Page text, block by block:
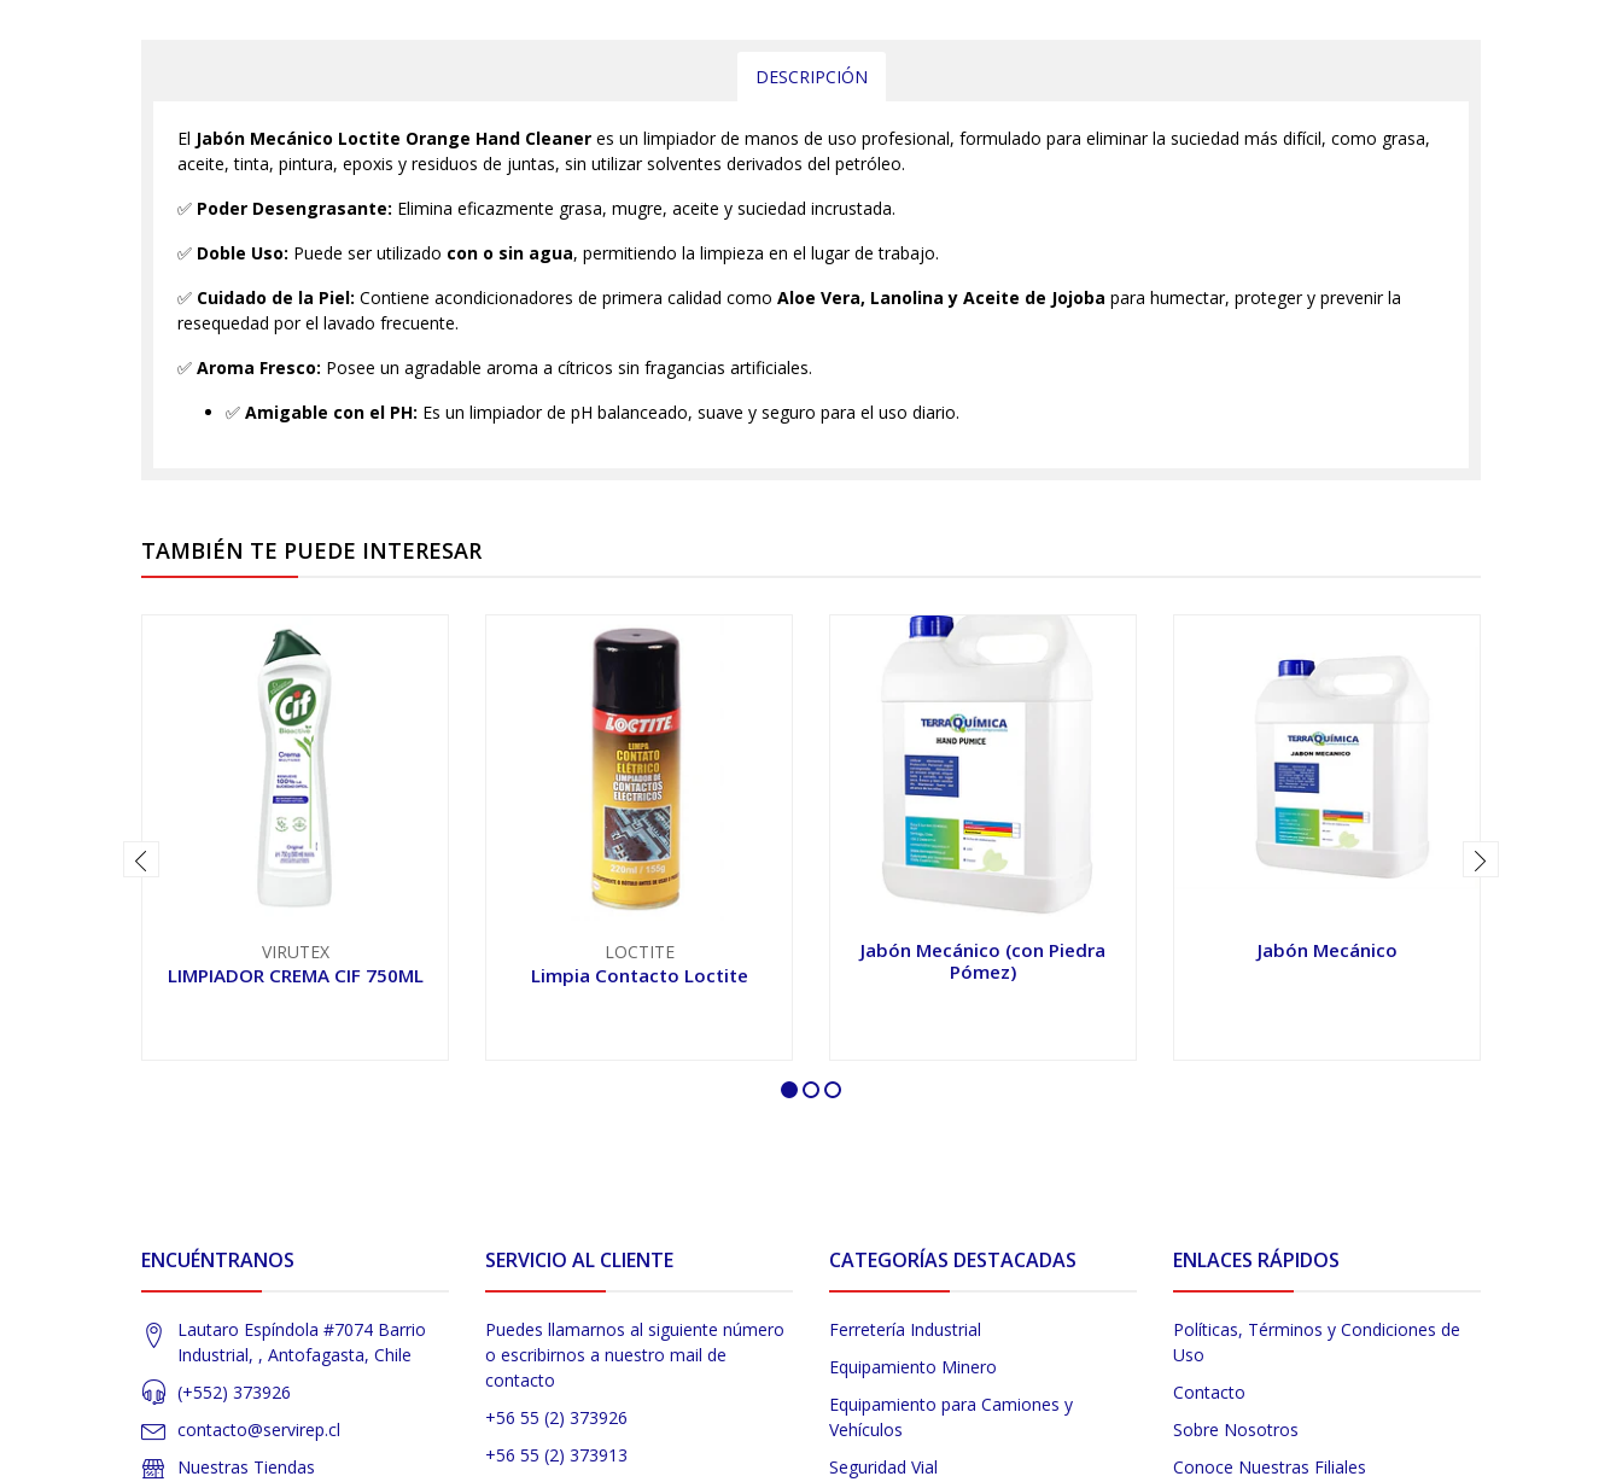
DESCRIPCIÓN
El Jabón Mecánico Loctite Orange Hand Cleaner es un limpiador de manos de uso profesional, formulado para eliminar la suciedad más difícil, como grasa,
aceite, tinta, pintura, epoxis y residuos de juntas, sin utilizar solventes derivados del petróleo.
✅ Poder Desengrasante: Elimina eficazmente grasa, mugre, aceite y suciedad incrustada.
✅ Doble Uso: Puede ser utilizado con o sin agua, permitiendo la limpieza en el lugar de trabajo.
✅ Cuidado de la Piel: Contiene acondicionadores de primera calidad como Aloe Vera, Lanolina y Aceite de Jojoba para humectar, proteger y prevenir la
resequedad por el lavado frecuente.
✅ Aroma Fresco: Posee un agradable aroma a cítricos sin fragancias artificiales.
✅ Amigable con el PH: Es un limpiador de pH balanceado, suave y seguro para el uso diario.
TAMBIÉN TE PUEDE INTERESAR
VIRUTEX
LIMPIADOR CREMA CIF 750ML
LOCTITE
Limpia Contacto Loctite
Jabón Mecánico (con Piedra
Pómez)
Jabón Mecánico
ENCUÉNTRANOS
Lautaro Espíndola #7074 Barrio
Industrial, , Antofagasta, Chile
(+552) 373926
contacto@servirep.cl
Nuestras Tiendas
SERVICIO AL CLIENTE
Puedes llamarnos al siguiente número
o escribirnos a nuestro mail de
contacto
+56 55 (2) 373926
+56 55 (2) 373913
CATEGORÍAS DESTACADAS
Ferretería Industrial
Equipamiento Minero
Equipamiento para Camiones y
Vehículos
Seguridad Vial
ENLACES RÁPIDOS
Políticas, Términos y Condiciones de
Uso
Contacto
Sobre Nosotros
Conoce Nuestras Filiales